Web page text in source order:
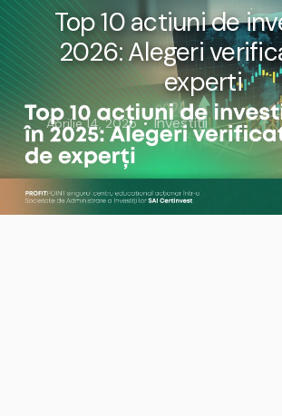
Top 10 actiuni de
2026: Alegeri
experti
Aprilie 14, 2025 Investiții